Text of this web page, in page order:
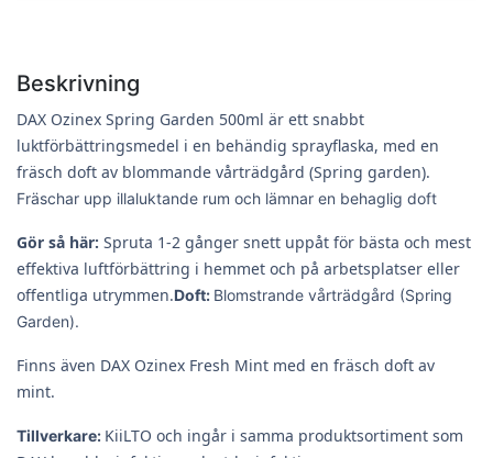
Beskrivning
DAX Ozinex Spring Garden 500ml är ett snabbt
luktförbättringsmedel i en behändig sprayflaska, med en
fräsch doft av blommande vårträdgård (Spring garden).
Fräschar upp illaluktande rum och lämnar en behaglig doft
Gör så här: Spruta 1-2 gånger snett uppåt för bästa och mest
effektiva luftförbättring i hemmet och på arbetsplatser eller
offentliga utrymmen.Doft: Blomstrande vårträdgård (Spring
Garden).
Finns även DAX Ozinex Fresh Mint med en fräsch doft av
mint.
Tillverkare: KiiLTO och ingår i samma produktsortiment som